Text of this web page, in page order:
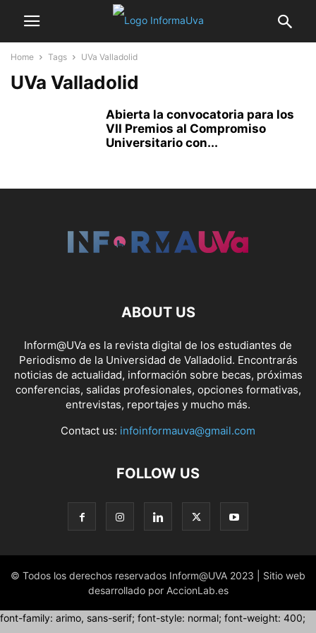
Home Tags UVa Valladolid
UVa Valladolid
Abierta la convocatoria para los
VII Premios al Compromiso
Universitario con...
ABOUT US
Inform@UVa es la revista digital de los estudiantes de
Periodismo de la Universidad de Valladolid. Encontrarás
noticias de actualidad, información sobre becas, próximas
conferencias, salidas profesionales, opciones formativas,
entrevistas, reportajes y mucho más.
Contact us: infoinformauva@gmail.com
FOLLOW US
© Todos los derechos reservados Inform@UVA 2023 | Sitio web
desarrollado por AccionLab.es
font-family: arimo, sans-serif; font-style: normal; font-weight: 400;